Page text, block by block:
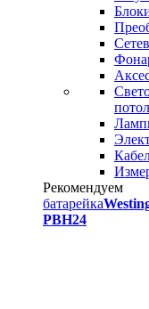
Рекомендуем
батарейка
PBH24